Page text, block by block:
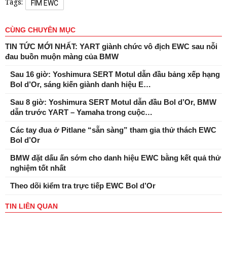
FIM EWC
CÙNG CHUYÊN MỤC
TIN TỨC MỚI NHẤT: YART giành chức vô địch EWC sau nỗi
đau buồn muộn màng của BMW
Sau 16 giờ: Yoshimura SERT Motul dẫn đầu bảng xếp hạng
Bol d’Or, sáng kiến ​​giành danh hiệu E…
Sau 8 giờ: Yoshimura SERT Motul dẫn đầu Bol d’Or, BMW
dẫn trước YART – Yamaha trong cuộc…
Các tay đua ở Pitlane “sẵn sàng” tham gia thử thách EWC
Bol d’Or
BMW đặt dấu ấn sớm cho danh hiệu EWC bằng kết quả thử
nghiệm tốt nhất
Theo dõi kiểm tra trực tiếp EWC Bol d’Or
TIN LIÊN QUAN